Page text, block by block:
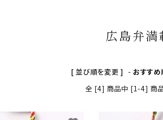
広島弁満
[ 並び順を変更 ] - おすすめ
全 [4] 商品中 [1-4] 商品